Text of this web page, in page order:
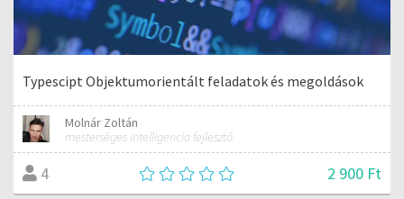
Typescipt Objektumorientált feladatok és megoldások
Molnár Zoltán
mesterséges intelligencia fejlesztő
4 2 900 Ft